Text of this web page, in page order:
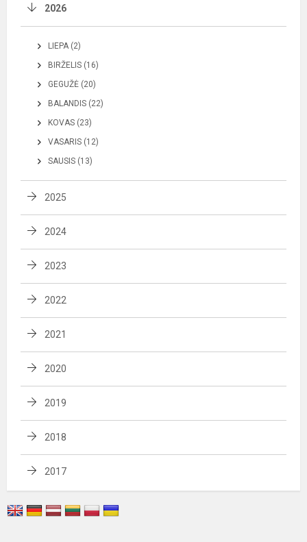
2026
LIEPA (2)
BIRŽELIS (16)
GEGUŽĖ (20)
BALANDIS (22)
KOVAS (23)
VASARIS (12)
SAUSIS (13)
2025
2024
2023
2022
2021
2020
2019
2018
2017